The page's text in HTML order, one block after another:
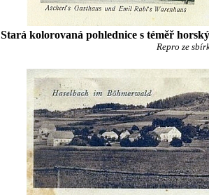
Stará kolorovaná pohlednice s téměř
Repro ze